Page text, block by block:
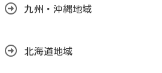
九州・沖縄地域
北海道地域